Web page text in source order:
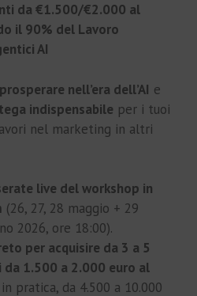
da €1.500/€2.000 al
il 90% del Lavoro
AI
prosperare nell’era dell’AI e
indispensabile per i tuoi
nel marketing in altri
live del workshop in
(26, 27, 28 maggio + 29
2026, ore 18:00).
per acquisire da 3 a 5
1.500 a 2.000 euro al
in pratica, da 4.500 a 10.000